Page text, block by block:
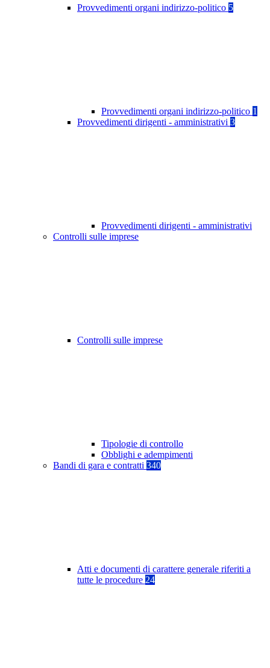
Provvedimenti organi indirizzo-politico 5
Provvedimenti organi indirizzo-politico 1
Provvedimenti dirigenti - amministrativi 3
Provvedimenti dirigenti - amministrativi
Controlli sulle imprese
Controlli sulle imprese
Tipologie di controllo
Obblighi e adempimenti
Bandi di gara e contratti 340
Atti e documenti di carattere generale riferiti a
tutte le procedure 24